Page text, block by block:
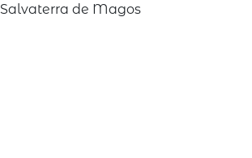
Salvaterra de Magos